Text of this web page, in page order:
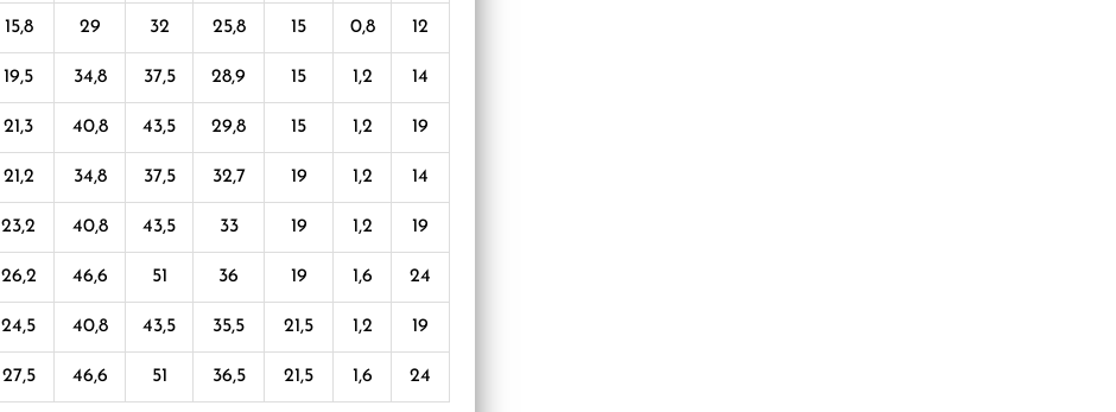
15,8 29 32 25,8 15 0,8 12
19,5 34,8 37,5 28,9 15 1,2 14
21,3 40,8 43,5 29,8 15 1,2 19
21,2 34,8 37,5 32,7 19 1,2 14
23,2 40,8 43,5 33 19 1,2 19
26,2 46,6 51 36 19 1,6 24
24,5 40,8 43,5 35,5 21,5 1,2 19
27,5 46,6 51 36,5 21,5 1,6 24